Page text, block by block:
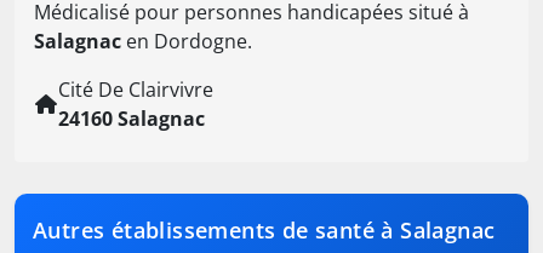
Médicalisé pour personnes handicapées situé à
Salagnac en Dordogne.
Cité De Clairvivre
24160 Salagnac
Autres établissements de santé à Salagnac